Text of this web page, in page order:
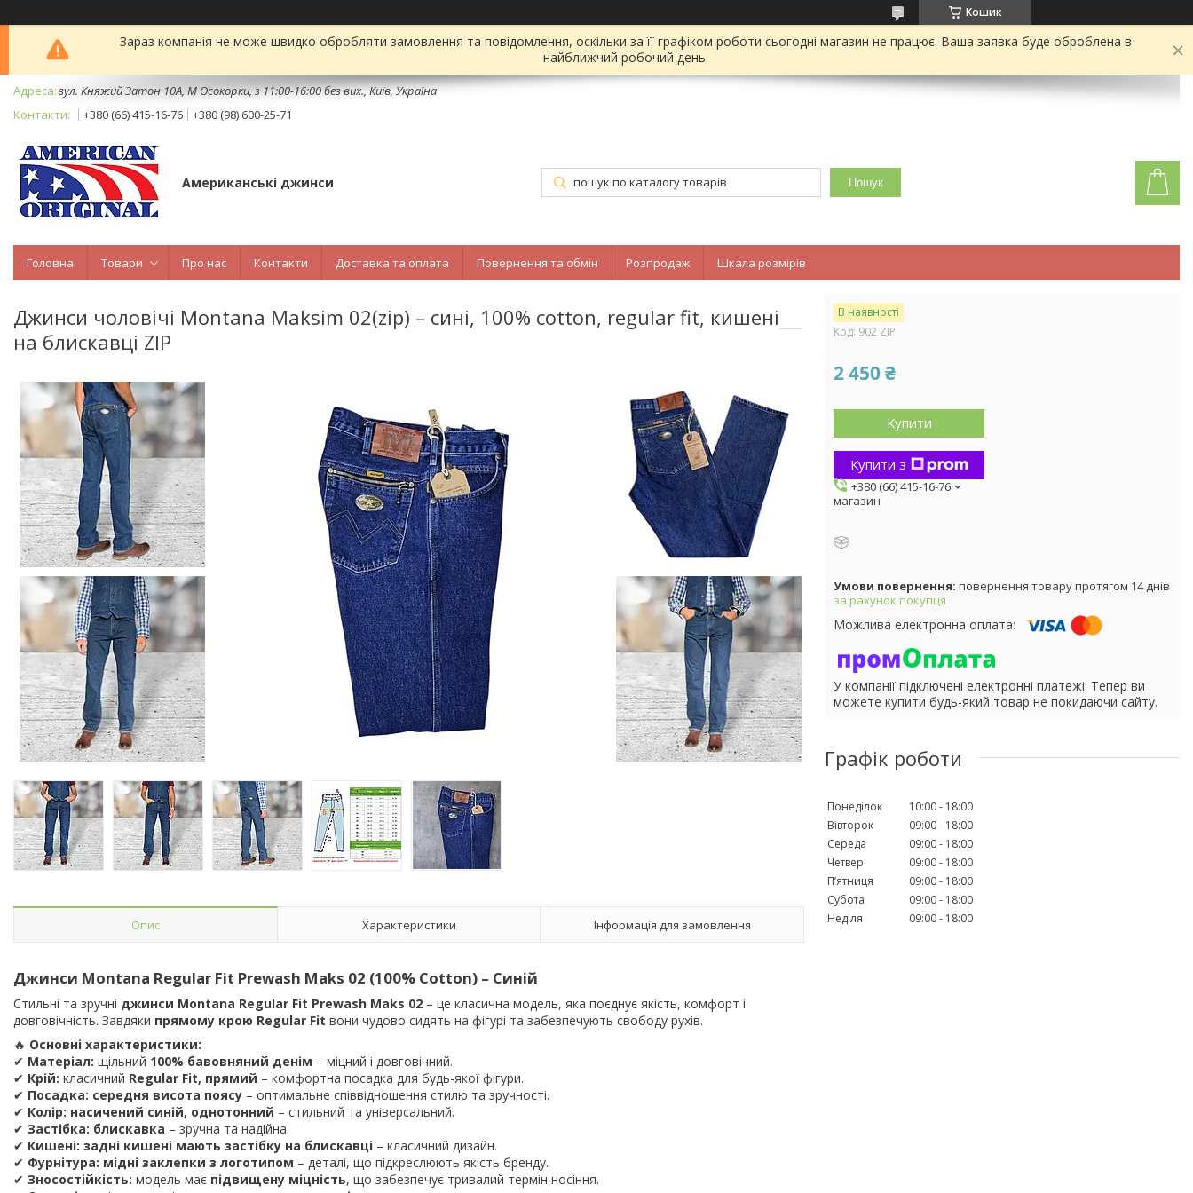
Кошик
Зараз компанія не може швидко обробляти замовлення та повідомлення, оскільки за її графіком роботи сьогодні магазин не працює. Ваша заявка буде оброблена в
найближчий робочий день.
вул. Княжий Затон 10А, М Осокорки, з 11:00-16:00 без вих., Київ, Україна
+380 (66) 415-16-76
+380 (98) 600-25-71
Американські джинси Пошук
Головна Товари Про нас Контакти Доставка та оплата Повернення та обмін Розпродаж Шкала розмірів
Джинси чоловічі Montana Maksim 02(zip) – сині, 100% cotton, regular fit, кишені
на блискавці ZIP
Опис Характеристики Інформація для замовлення
Джинси Montana Regular Fit Prewash Maks 02 (100% Cotton) – Синій
Стильні та зручні джинси Montana Regular Fit Prewash Maks 02 – це класична модель, яка поєднує якість, комфорт і
довговічність. Завдяки прямому крою Regular Fit вони чудово сидять на фігурі та забезпечують свободу рухів.
🔥 Основні характеристики:
✔ Матеріал: щільний 100% бавовняний денім – міцний і довговічний.
✔ Крій: класичний Regular Fit, прямий – комфортна посадка для будь-якої фігури.
✔ Посадка: середня висота поясу – оптимальне співвідношення стилю та зручності.
✔ Колір: насичений синій, однотонний – стильний та універсальний.
✔ Застібка: блискавка – зручна та надійна.
✔ Кишені: задні кишені мають застібку на блискавці – класичний дизайн.
✔ Фурнітура: мідні заклепки з логотипом – деталі, що підкреслюють якість бренду.
✔ Зносостійкість: модель має підвищену міцність, що забезпечує тривалий термін носіння.
В наявності
Код: 902 ZIP
2 450 ₴
Купити
Купити з
+380 (66) 415-16-76
магазин
повернення товару протягом 14 днів
за рахунок покупця
У компанії підключені електронні платежі. Тепер ви
можете купити будь-який товар не покидаючи сайту.
Графік роботи
Понеділок 10:00
18:00
Вівторок
09:00
18:00
Середа
09:00
18:00
Четвер
09:00
18:00
Пʼятниця
09:00
18:00
Субота
09:00
18:00
Неділя
09:00 18:00